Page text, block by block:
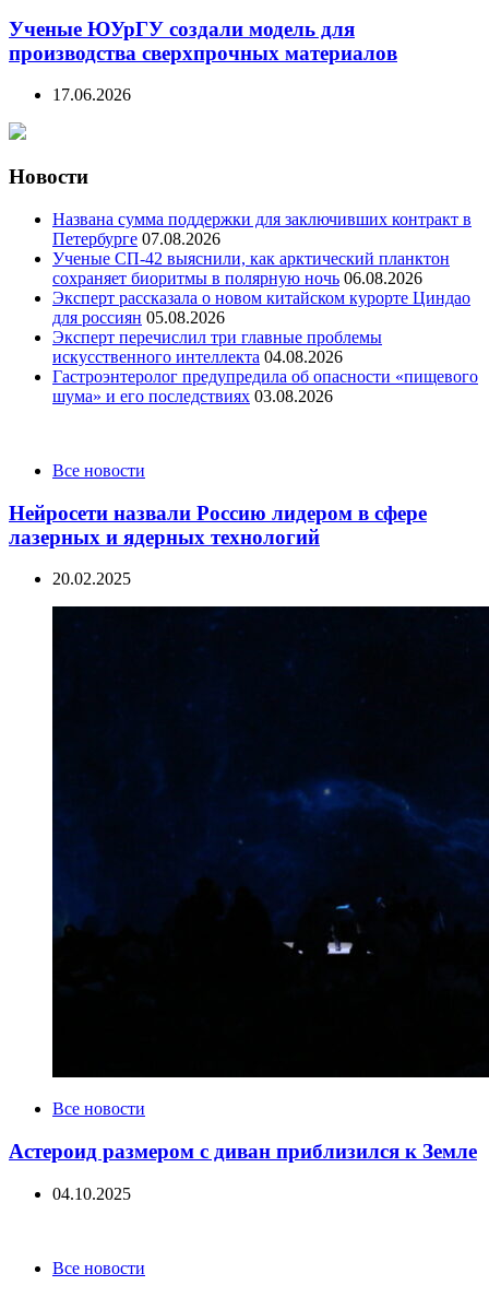
Ученые ЮУрГУ создали модель для
производства сверхпрочных материалов
17.06.2026
Новости
Названа сумма поддержки для заключивших контракт в
Петербурге 07.08.2026
Ученые СП-42 выяснили, как арктический планктон
сохраняет биоритмы в полярную ночь 06.08.2026
Эксперт рассказала о новом китайском курорте Циндао
для россиян 05.08.2026
Эксперт перечислил три главные проблемы
искусственного интеллекта 04.08.2026
Гастроэнтеролог предупредила об опасности «пищевого
шума» и его последствиях 03.08.2026
CategoriesВсе новости
Нейросети назвали Россию лидером в сфере
лазерных и ядерных технологий
20.02.2025
CategoriesВсе новости
Астероид размером с диван приблизился к Земле
04.10.2025
CategoriesВсе новости